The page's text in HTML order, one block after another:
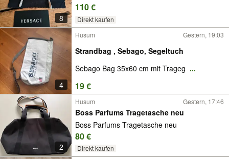
8
110 €
Direkt kaufen
4
Husum Gestern, 19:03
Strandbag , Sebago, Segeltuch
Sebago Bag 35x60 cm mit Trageg ...
19 €
2
Husum Gestern, 17:46
Boss Parfums Tragetasche neu
Boss Parfums Tragetasche neu
80 €
Direkt kaufen